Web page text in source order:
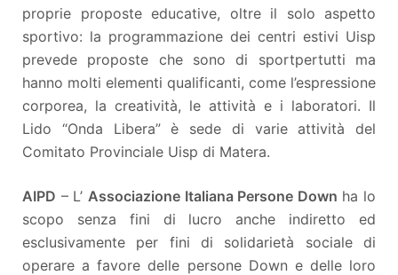
proprie proposte educative, oltre il solo aspetto
sportivo: la programmazione dei centri estivi Uisp
prevede proposte che sono di sportpertutti ma
hanno molti elementi qualificanti, come l’espressione
corporea, la creatività, le attività e i laboratori. Il
Lido “Onda Libera” è sede di varie attività del
Comitato Provinciale Uisp di Matera.
AIPD – L’ Associazione Italiana Persone Down ha lo
scopo senza fini di lucro anche indiretto ed
esclusivamente per fini di solidarietà sociale di
operare a favore delle persone Down e delle loro